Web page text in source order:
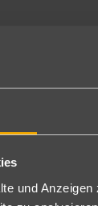
und
Deluxe:
seitlichem
Up Poolblick:
Sind
Pool und